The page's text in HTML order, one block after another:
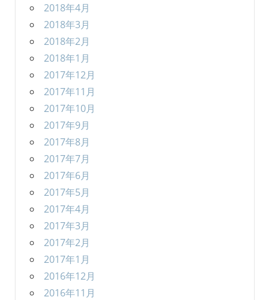
2018年4月
2018年3月
2018年2月
2018年1月
2017年12月
2017年11月
2017年10月
2017年9月
2017年8月
2017年7月
2017年6月
2017年5月
2017年4月
2017年3月
2017年2月
2017年1月
2016年12月
2016年11月